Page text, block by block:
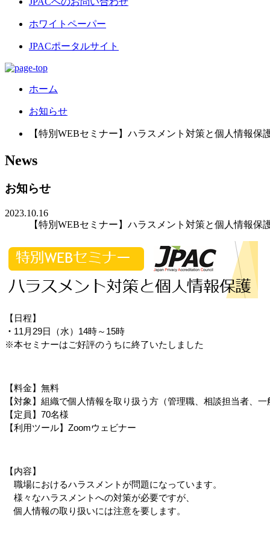
ホワイトペーパー
JPACポータルサイト
ホーム
お知らせ
【特別WEBセミナー】ハラスメント対策と個人情報保
News
お知らせ
2023.10.16
【特別WEBセミナー】ハラスメント対策と個人情報保
【日程】
・ 11月29日（水）14時～15時
※本セミナーはご好評のうちに終了いたしました
【料金】無料
【対象】組織で個人情報を取り扱う方 （管理職、相談担当者、
【定員】70名様
【利用ツール】Zoomウェビナー
【内容】
職場におけるハラスメントが問題になっています。
様々なハラスメントへの対策が必要ですが、
個人情報の取り扱いには注意を要します。